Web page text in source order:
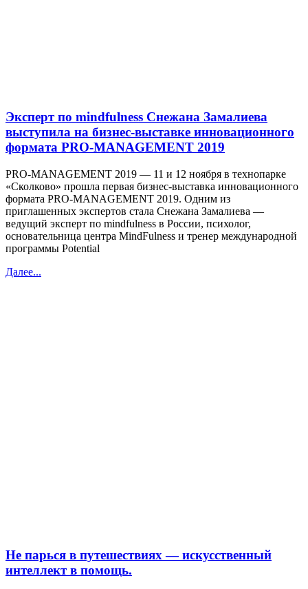
Эксперт по mindfulness Снежана Замалиева
выступила на бизнес-выставке инновационного
формата PRO-MANAGEMENT 2019
PRO-MANAGEMENT 2019 — 11 и 12 ноября в технопарке
«Сколково» прошла первая бизнес-выставка инновационного
формата PRO-MANAGEMENT 2019. Одним из
приглашенных экспертов стала Снежана Замалиева —
ведущий эксперт по mindfulness в России, психолог,
основательница центра MindFulness и тренер международной
программы Potential
Далее...
Не парься в путешествиях — искусственный
интеллект в помощь.